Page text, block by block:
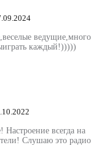
ведущие,много
каждый!)))))
всегда на
Слушаю это радио